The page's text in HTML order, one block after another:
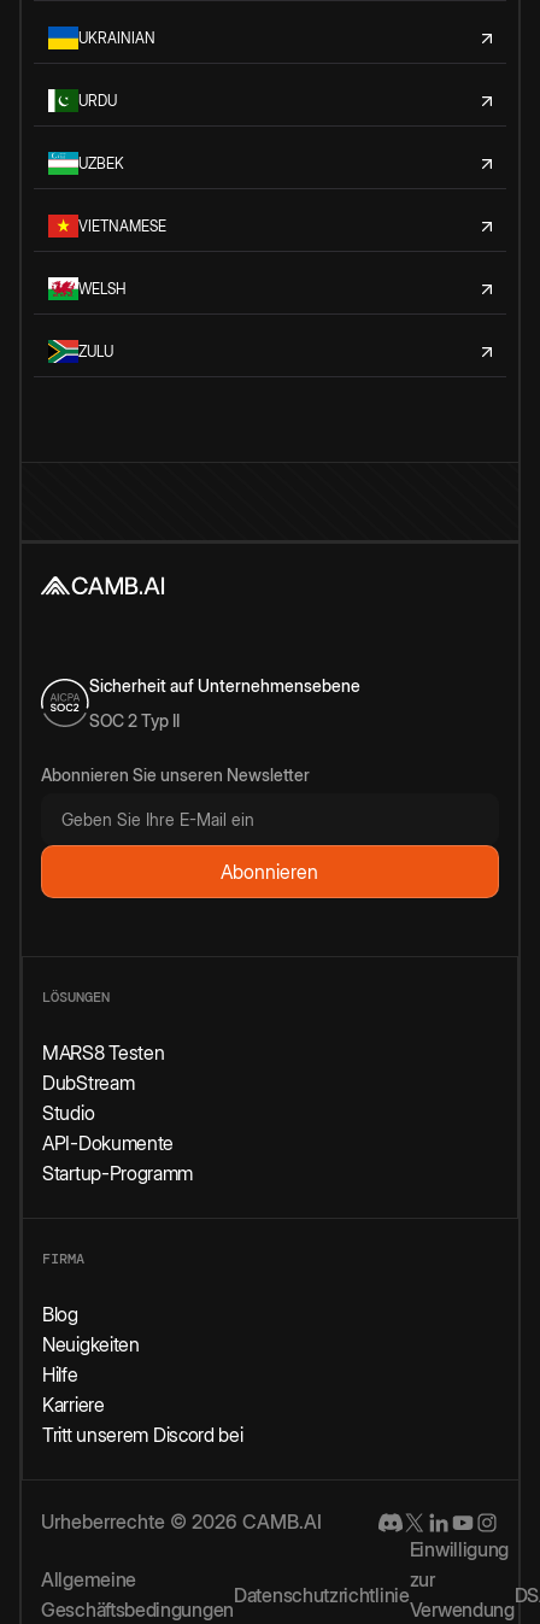
UKRAINIAN
URDU
UZBEK
VIETNAMESE
WELSH
ZULU
Sicherheit auf Unternehmensebene
SOC 2 Typ II
Abonnieren Sie unseren Newsletter
LÖSUNGEN
MARS8 Testen
DubStream
Studio
API-Dokumente
Startup-Programm
FIRMA
Blog
Neuigkeiten
Hilfe
Karriere
Tritt unserem Discord bei
Urheberrechte © 2026 CAMB.AI
Allgemeine
Geschäftsbedingungen
Datenschutzrichtlinie
Einwilligung
zur
Verwendung